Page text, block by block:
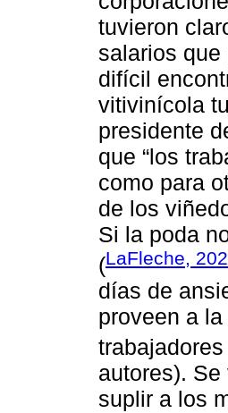
tuvieron
salarios
difícil
vitivinícola
presidente
que “los
como para
de los
Si la poda
(LaFleche,
días de
proveen a
autores).
suplir a los